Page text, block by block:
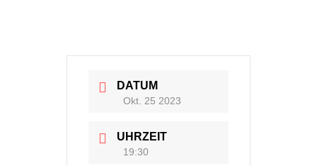
DATUM
Okt. 25 2023
UHRZEIT
19:30